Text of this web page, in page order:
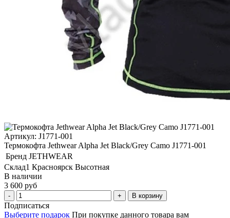
Артикул: J1771-001
Термокофта Jethwear Alpha Jet Black/Grey Camo J1771-001
Бренд JETHWEAR
Склад1 Красноярск Высотная
В наличии
3 600 руб
В корзину
Подписаться
Выберите подарок При покупке данного товара вам